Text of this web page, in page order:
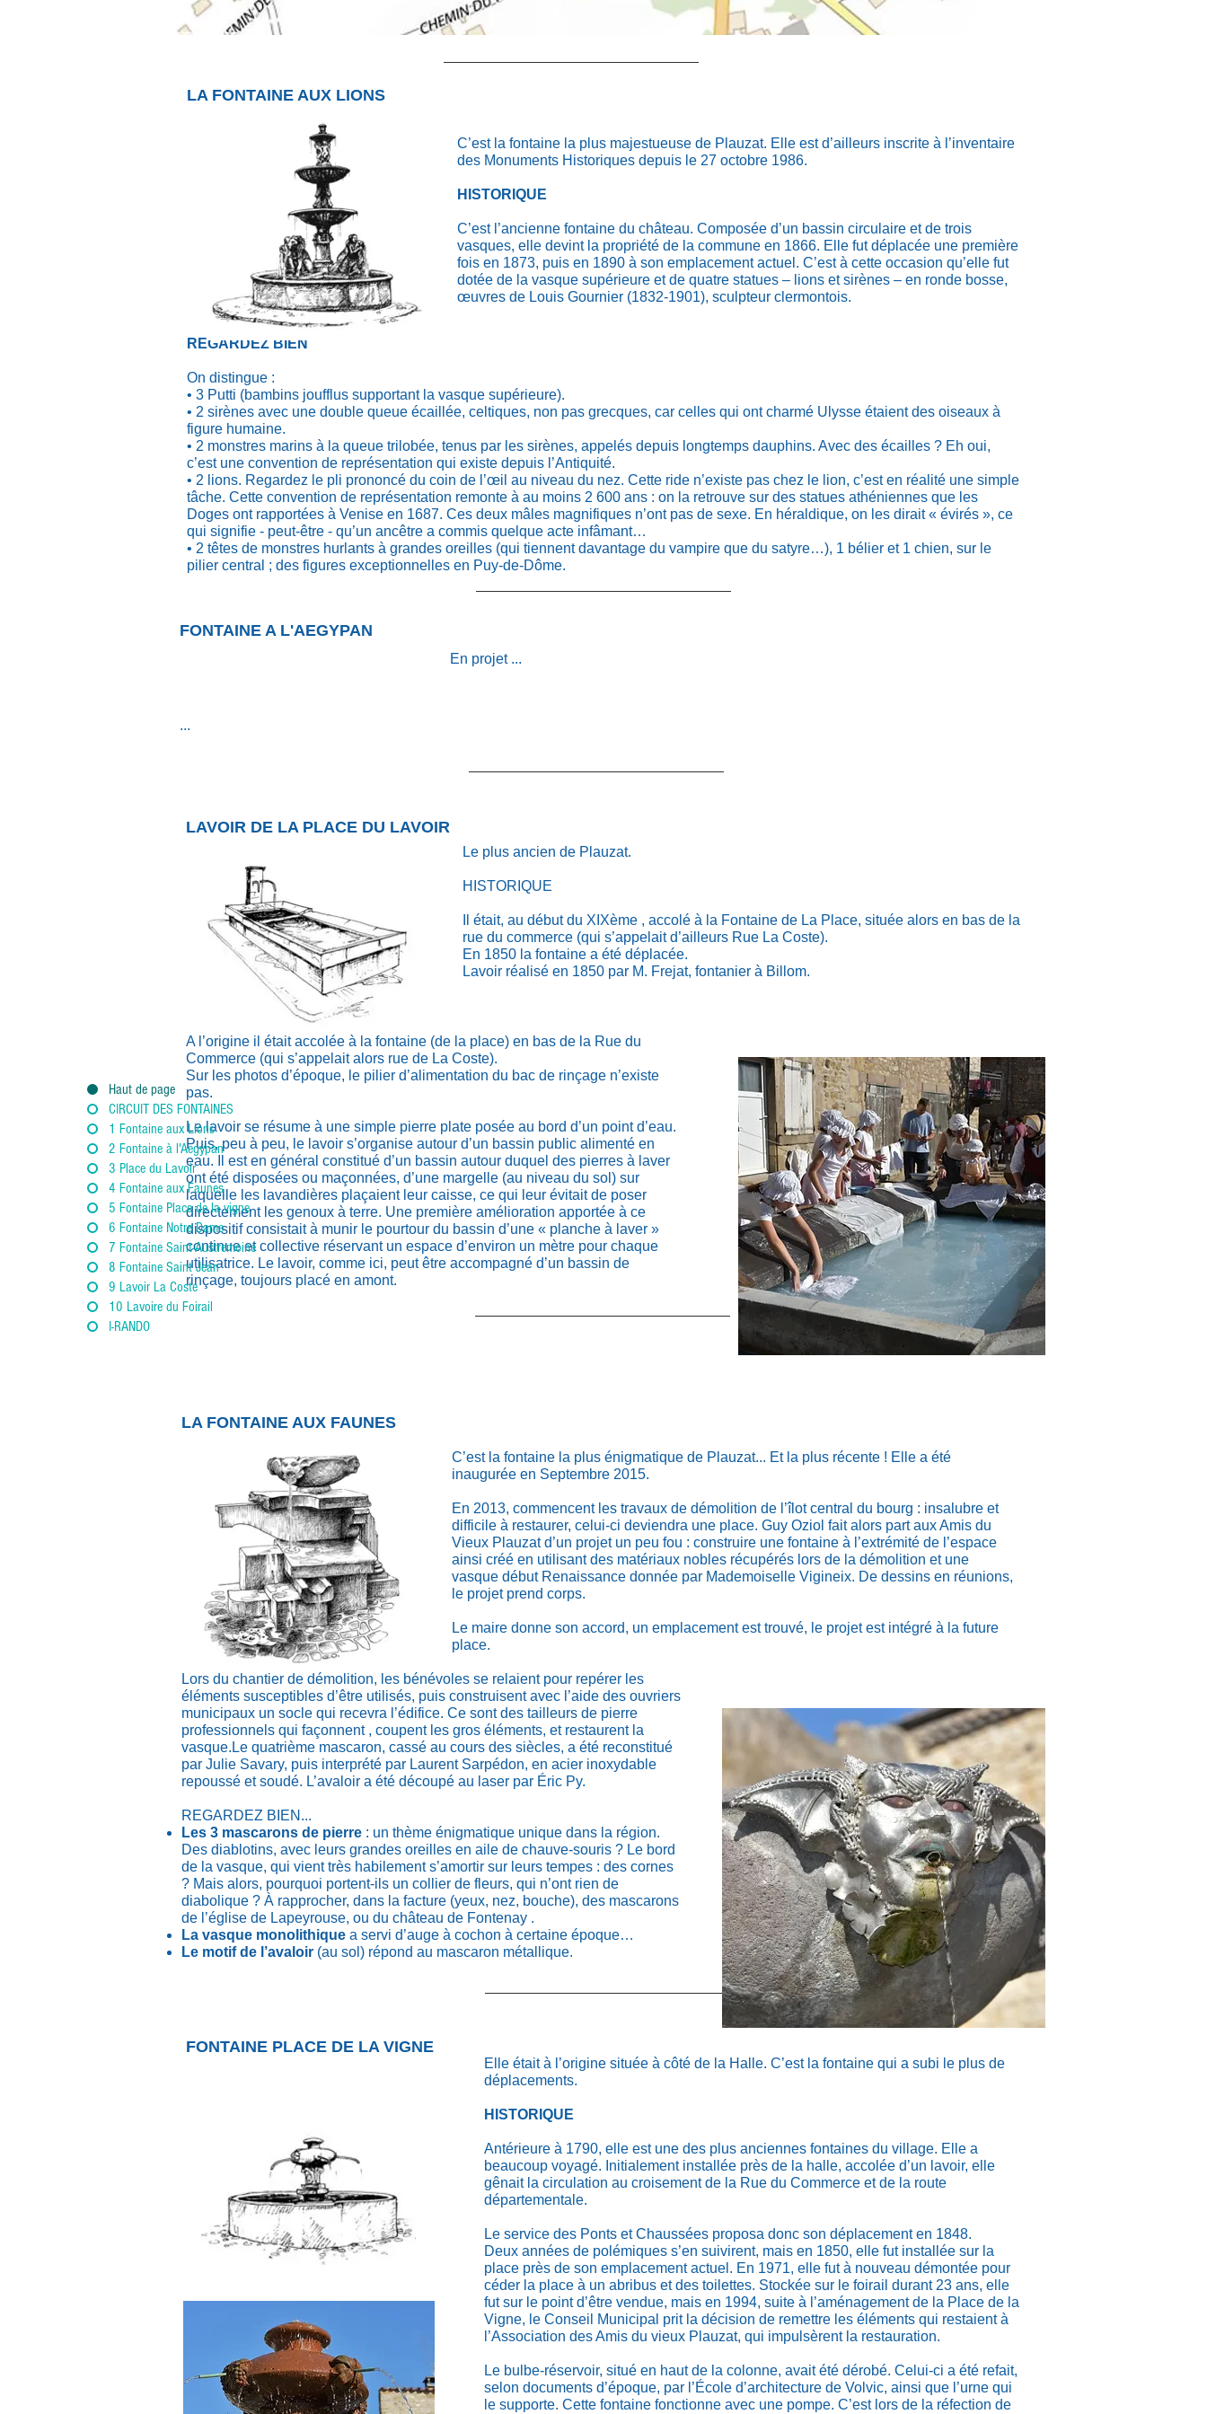
Haut de page
CIRCUIT DES FONTAINES
1 Fontaine aux Lions
2 Fontaine à l'Aegypan
3 Place du Lavoir
4 Fontaine aux Faunes
5 Fontaine Place de la vigne
6 Fontaine Notre Dame
7 Fontaine Saint-Austremoine
8 Fontaine Saint Jean
9 Lavoir La Coste
10 Lavoire du Foirail
I-RANDO
LA FONTAINE AUX LIONS
C’est la fontaine la plus majestueuse de Plauzat. Elle est d’ailleurs inscrite à l’inventaire
des Monuments Historiques depuis le 27 octobre 1986.
HISTORIQUE
C’est l’ancienne fontaine du château. Composée d’un bassin circulaire et de trois
vasques, elle devint la propriété de la commune en 1866. Elle fut déplacée une première
fois en 1873, puis en 1890 à son emplacement actuel. C’est à cette occasion qu’elle fut
dotée de la vasque supérieure et de quatre statues – lions et sirènes – en ronde bosse,
œuvres de Louis Gournier (1832-1901), sculpteur clermontois.
REGARDEZ BIEN
On distingue :
• 3 Putti (bambins joufflus supportant la vasque supérieure).
• 2 sirènes avec une double queue écaillée, celtiques, non pas grecques, car celles qui ont charmé Ulysse étaient des oiseaux à
figure humaine.
• 2 monstres marins à la queue trilobée, tenus par les sirènes, appelés depuis longtemps dauphins. Avec des écailles ? Eh oui,
c’est une convention de représentation qui existe depuis l’Antiquité.
• 2 lions. Regardez le pli prononcé du coin de l’œil au niveau du nez. Cette ride n’existe pas chez le lion, c’est en réalité une simple
tâche. Cette convention de représentation remonte à au moins 2 600 ans : on la retrouve sur des statues athéniennes que les
Doges ont rapportées à Venise en 1687. Ces deux mâles magnifiques n’ont pas de sexe. En héraldique, on les dirait « évirés », ce
qui signifie - peut-être - qu’un ancêtre a commis quelque acte infâmant…
• 2 têtes de monstres hurlants à grandes oreilles (qui tiennent davantage du vampire que du satyre…), 1 bélier et 1 chien, sur le
pilier central ; des figures exceptionnelles en Puy-de-Dôme.
FONTAINE A L'AEGYPAN
En projet ...
...
LAVOIR DE LA PLACE DU LAVOIR
Le plus ancien de Plauzat.
HISTORIQUE
Il était, au début du XIXème , accolé à la Fontaine de La Place, située alors en bas de la
rue du commerce (qui s’appelait d’ailleurs Rue La Coste).
En 1850 la fontaine a été déplacée.
Lavoir réalisé en 1850 par M. Frejat, fontanier à Billom.
A l’origine il était accolée à la fontaine (de la place) en bas de la Rue du
Commerce (qui s’appelait alors rue de La Coste).
Sur les photos d’époque, le pilier d’alimentation du bac de rinçage n’existe
pas.
Le lavoir se résume à une simple pierre plate posée au bord d’un point d’eau.
Puis, peu à peu, le lavoir s’organise autour d’un bassin public alimenté en
eau. Il est en général constitué d’un bassin autour duquel des pierres à laver
ont été disposées ou maçonnées, d’une margelle (au niveau du sol) sur
laquelle les lavandières plaçaient leur caisse, ce qui leur évitait de poser
directement les genoux à terre. Une première amélioration apportée à ce
dispositif consistait à munir le pourtour du bassin d’une « planche à laver »
continue et collective réservant un espace d’environ un mètre pour chaque
utilisatrice. Le lavoir, comme ici, peut être accompagné d’un bassin de
rinçage, toujours placé en amont.
LA FONTAINE AUX FAUNES
C’est la fontaine la plus énigmatique de Plauzat... Et la plus récente ! Elle a été
inaugurée en Septembre 2015.
En 2013, commencent les travaux de démolition de l’îlot central du bourg : insalubre et
difficile à restaurer, celui-ci deviendra une place. Guy Oziol fait alors part aux Amis du
Vieux Plauzat d’un projet un peu fou : construire une fontaine à l’extrémité de l’espace
ainsi créé en utilisant des matériaux nobles récupérés lors de la démolition et une
vasque début Renaissance donnée par Mademoiselle Vigineix. De dessins en réunions,
le projet prend corps.
Le maire donne son accord, un emplacement est trouvé, le projet est intégré à la future
place.
Lors du chantier de démolition, les bénévoles se relaient pour repérer les
éléments susceptibles d’être utilisés, puis construisent avec l’aide des ouvriers
municipaux un socle qui recevra l’édifice. Ce sont des tailleurs de pierre
professionnels qui façonnent , coupent les gros éléments, et restaurent la
vasque. Le quatrième mascaron, cassé au cours des siècles, a été reconstitué
par Julie Savary, puis interprété par Laurent Sarpédon, en acier inoxydable
repoussé et soudé. L’avaloir a été découpé au laser par Éric Py.
REGARDEZ BIEN...
Les 3 mascarons de pierre : un thème énigmatique unique dans la région.
Des diablotins, avec leurs grandes oreilles en aile de chauve-souris ? Le bord
de la vasque, qui vient très habilement s’amortir sur leurs tempes : des cornes
? Mais alors, pourquoi portent-ils un collier de fleurs, qui n’ont rien de
diabolique ? À rapprocher, dans la facture (yeux, nez, bouche), des mascarons
de l’église de Lapeyrouse, ou du château de Fontenay .
La vasque monolithique a servi d’auge à cochon à certaine époque…
Le motif de l’avaloir (au sol) répond au mascaron métallique.
FONTAINE PLACE DE LA VIGNE
Elle était à l’origine située à côté de la Halle. C’est la fontaine qui a subi le plus de
déplacements.
HISTORIQUE
Antérieure à 1790, elle est une des plus anciennes fontaines du village. Elle a
beaucoup voyagé. Initialement installée près de la halle, accolée d’un lavoir, elle
gênait la circulation au croisement de la Rue du Commerce et de la route
départementale.
Le service des Ponts et Chaussées proposa donc son déplacement en 1848.
Deux années de polémiques s’en suivirent, mais en 1850, elle fut installée sur la
place près de son emplacement actuel. En 1971, elle fut à nouveau démontée pour
céder la place à un abribus et des toilettes. Stockée sur le foirail durant 23 ans, elle
fut sur le point d’être vendue, mais en 1994, suite à l’aménagement de la Place de la
Vigne, le Conseil Municipal prit la décision de remettre les éléments qui restaient à
l’Association des Amis du vieux Plauzat, qui impulsèrent la restauration.
Le bulbe-réservoir, situé en haut de la colonne, avait été dérobé. Celui-ci a été refait,
selon documents d’époque, par l’École d’architecture de Volvic, ainsi que l’urne qui
le supporte. Cette fontaine fonctionne avec une pompe. C’est lors de la réfection de